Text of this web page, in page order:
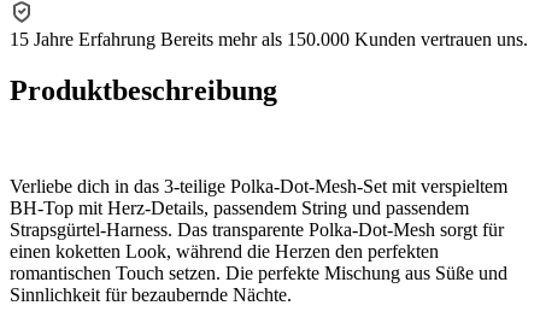
15 Jahre Erfahrung Bereits mehr als 150.000 Kunden vertrauen uns.
Produktbeschreibung
Verliebe dich in das 3-teilige Polka-Dot-Mesh-Set mit verspieltem
BH-Top mit Herz-Details, passendem String und passendem
Strapsgürtel-Harness. Das transparente Polka-Dot-Mesh sorgt für
einen koketten Look, während die Herzen den perfekten
romantischen Touch setzen. Die perfekte Mischung aus Süße und
Sinnlichkeit für bezaubernde Nächte.